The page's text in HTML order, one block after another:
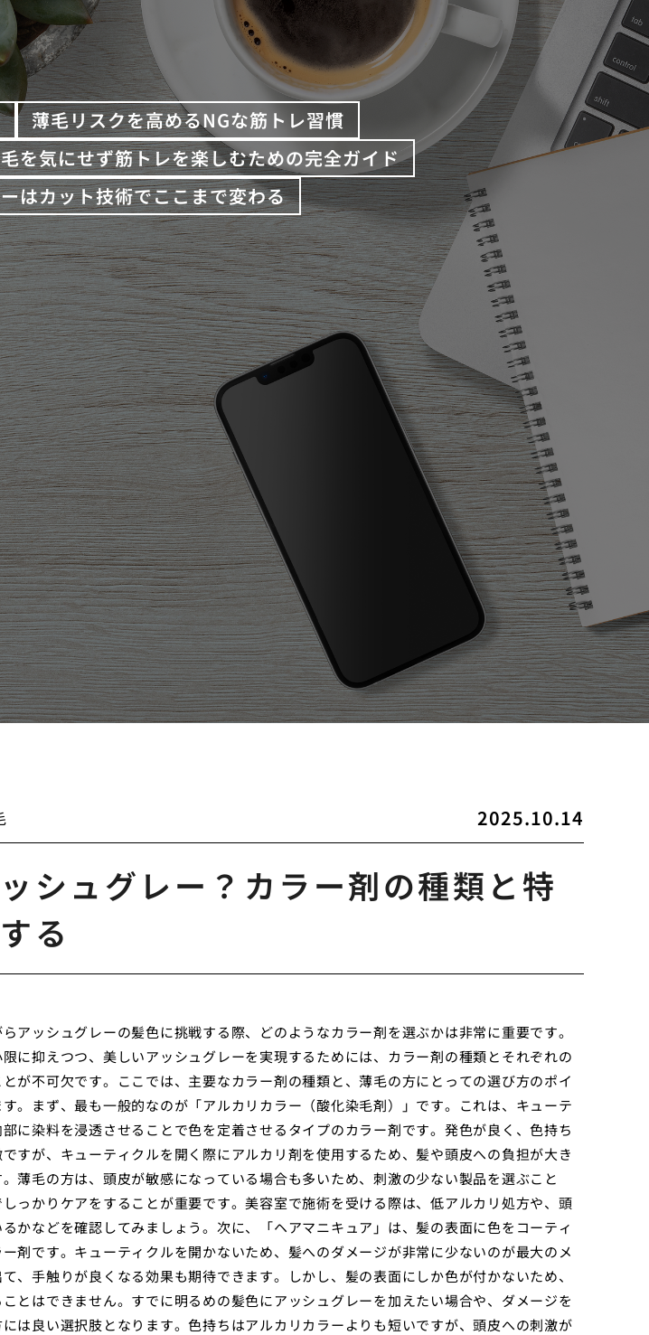
薄毛リスクを高めるNGな筋トレ習慣
を気にせず筋トレを楽しむための完全ガイド
はカット技術でここまで変わる
2025.10.14
シュグレー？カラー剤の種類と特
る
アッシュグレーの髪色に挑戦する際、どのようなカラー剤を選ぶかは非常に重要です。
に抑えつつ、美しいアッシュグレーを実現するためには、カラー剤の種類とそれぞれの
が不可欠です。ここでは、主要なカラー剤の種類と、薄毛の方にとっての選び方のポイ
。まず、最も一般的なのが「アルカリカラー（酸化染毛剤）」です。これは、キューテ
に染料を浸透させることで色を定着させるタイプのカラー剤です。発色が良く、色持ち
すが、キューティクルを開く際にアルカリ剤を使用するため、髪や頭皮への負担が大き
薄毛の方は、頭皮が敏感になっている場合も多いため、刺激の少ない製品を選ぶこと
っかりケアをすることが重要です。美容室で施術を受ける際は、低アルカリ処方や、頭
かなどを確認してみましょう。次に、「ヘアマニキュア」は、髪の表面に色をコーティ
剤です。キューティクルを開かないため、髪へのダメージが非常に少ないのが最大のメ
、手触りが良くなる効果も期待できます。しかし、髪の表面にしか色が付かないため、
とはできません。すでに明るめの髪色にアッシュグレーを加えたい場合や、ダメージを
は良い選択肢となります。色持ちはアルカリカラーよりも短いですが、頭皮への刺激が